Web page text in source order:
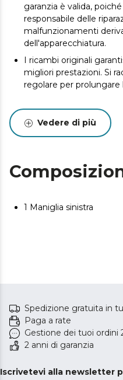
garanzia è valida,
responsabile delle
malfunzionamenti
dell'apparecchiatura.
I ricambi originali
migliori prestazioni. Si
regolare per
Vedere di più
1 Maniglia sinistra
Spedizione gratuita in
Paga a rate
Gestione dei tuoi ordini
2 anni di garanzia
Iscrivetevi alla newsletter